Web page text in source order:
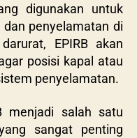
digunakan untuk
penyelamatan di
EPIRB akan
posisi kapal atau
penyelamatan.
menjadi salah satu
sangat penting